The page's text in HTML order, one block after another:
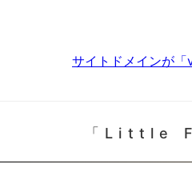
サイトドメインが「
「Little